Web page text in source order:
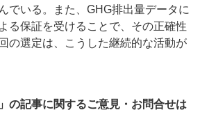
でいる。また、GHG排出量データに
る保証を受けることで、その正確性
の選定は、こうした継続的な活動が
」の記事に関するご意見・お問合せは